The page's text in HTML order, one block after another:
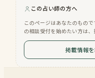
この占い師の方へ
このページはあなたのもの
の相談受付を始めたい方は、
掲載情報